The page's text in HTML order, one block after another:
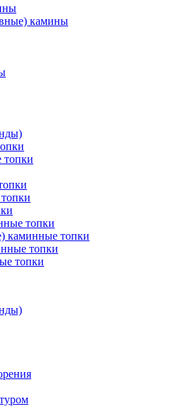
камины
топки
топки
каминные топки
топки
топки